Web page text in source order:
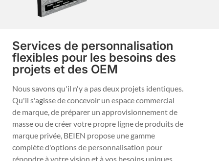
Services de personnalisation
flexibles pour les besoins des
projets et des OEM
Nous savons qu'il n'y a pas deux projets identiques.
Qu'il s'agisse de concevoir un espace commercial
de marque, de préparer un approvisionnement de
masse ou de créer votre propre ligne de produits de
marque privée, BEIEN propose une gamme
complète d'options de personnalisation pour
répondre à votre vision et à vos besoins uniques.